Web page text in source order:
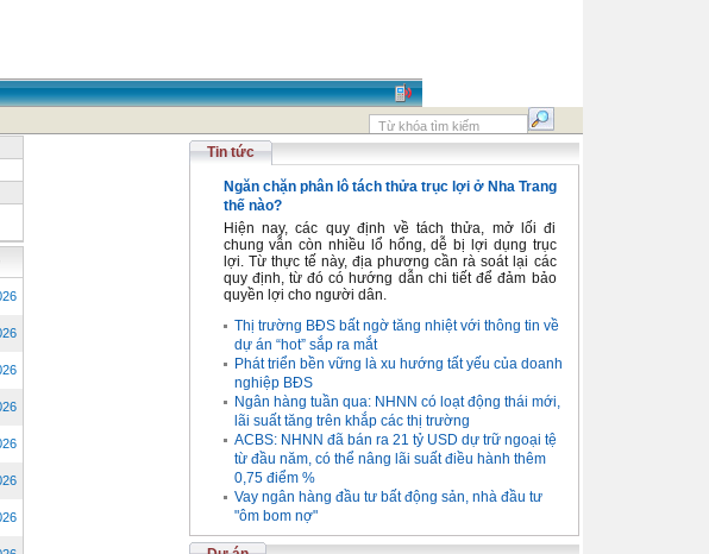
Tin tức
Ngăn chặn phân lô tách thửa trục lợi ở Nha Trang
thế nào?
Hiện nay, các quy định về tách thửa, mở lối đi
chung vẫn còn nhiều lổ hổng, dễ bị lợi dụng trục
lợi. Từ thực tế này, địa phương cần rà soát lại các
quy định, từ đó có hướng dẫn chi tiết để đảm bảo
quyền lợi cho người dân.
Thị trường BĐS bất ngờ tăng nhiệt với thông tin về
dự án “hot” sắp ra mắt
Phát triển bền vững là xu hướng tất yếu của doanh
nghiệp BĐS
Ngân hàng tuần qua: NHNN có loạt động thái mới,
lãi suất tăng trên khắp các thị trường
ACBS: NHNN đã bán ra 21 tỷ USD dự trữ ngoại tệ
từ đầu năm, có thể nâng lãi suất điều hành thêm
0,75 điểm %
Vay ngân hàng đầu tư bất động sản, nhà đầu tư
"ôm bom nợ"